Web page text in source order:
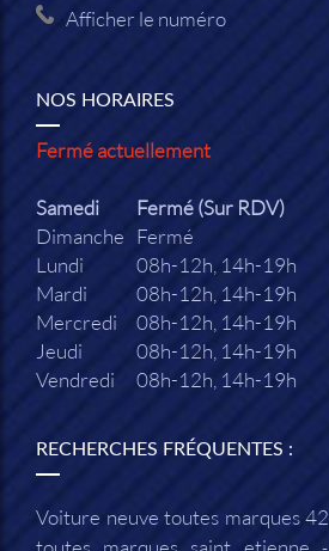
Afficher le numéro
NOS HORAIRES
Fermé actuellement
Samedi
Fermé (Sur RDV)
Dimanche Fermé
Lundi
08h-12h, 14h-19h
Mardi
08h-12h, 14h-19h
Mercredi
08h-12h, 14h-19h
Jeudi
08h-12h, 14h-19h
Vendredi
08h-12h, 14h-19h
RECHERCHES FRÉQUENTES :
Voiture neuve toutes marques 42